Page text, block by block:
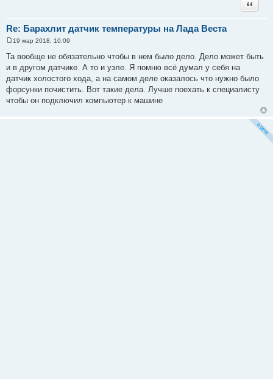
Re: Барахлит датчик температуры на Лада Веста
Цитата
о
б
е
н
е
19 мар 2018, 10:09
Та вообще не обязательно чтобы в нем было дело. Дело может быть
и в другом датчике. А то и узле. Я помню всё думал у себя на
датчик холостого хода, а на самом деле оказалось что нужно было
форсунки почистить. Вот такие дела. Лучше поехать к специалисту
чтобы он подключил компьютер к машине